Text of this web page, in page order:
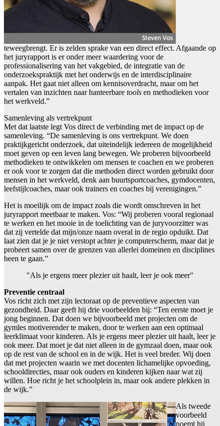
teweegbrengt. Er is zelden sprake van een direct effect. Afgaande op
het juryrapport is er onder meer waardering voor de
professionalisering van het vakgebied, de integratie van de
onderzoekspraktijk met het onderwijs en de interdisciplinaire
aanpak. Het gaat niet alleen om kennisoverdracht, maar om het
vertalen van inzichten naar hanteerbare tools en methodieken voor
het werkveld.”
Samenleving als vertrekpunt
Met dat laatste legt Vos direct de verbinding met de impact op de
samenleving. “De samenleving is ons vertrekpunt. We doen
praktijkgericht onderzoek, dat uiteindelijk iedereen de mogelijkheid
moet geven op een leven lang bewegen. We proberen bijvoorbeeld
methodieken te ontwikkelen om mensen te coachen en we proberen
er ook voor te zorgen dat die methoden direct worden gebruikt door
mensen in het werkveld, denk aan buurtsportcoaches, gymdocenten,
leefstijlcoaches, maar ook trainers en coaches bij verenigingen.”
Het is moeilijk om de impact zoals die wordt omschreven in het
juryrapport meetbaar te maken. Vos: “Wij proberen vooral regionaal
te werken en het mooie in de toelichting van de juryvoorzitter was
dat zij vertelde dat mijn/onze naam overal in de regio opduikt. Dat
laat zien dat je je niet verstopt achter je computerscherm, maar dat je
probeert samen over de grenzen van allerlei domeinen en disciplines
heen te gaan.”
"Als je ergens meer plezier uit haalt, leer je ook meer"
Preventie centraal
Vos richt zich met zijn lectoraat op de preventieve aspecten van
gezondheid. Daar geeft hij drie voorbeelden bij: “Ten eerste moet je
jong beginnen. Dat doen we bijvoorbeeld met projecten om de
gymles motiverender te maken, door te werken aan een optimaal
leerklimaat voor kinderen. Als je ergens meer plezier uit haalt, leer je
ook meer. Dat moet je dat niet alleen in de gymzaal doen, maar ook
op de rest van de school en in de wijk. Het is veel breder. Wij doen
dat met projecten waarin we met docenten lichamelijke opvoeding,
schooldirecties, maar ook ouders en kinderen kijken naar wat zij
willen. Hoe richt je het schoolplein in, maar ook andere plekken in
de wijk.”
Als tweede
voorbeeld
noemt hij